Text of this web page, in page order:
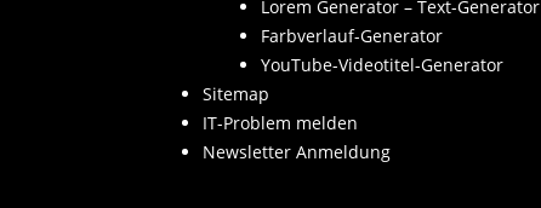
Lorem Generator – Text-Generator
Farbverlauf-Generator
YouTube-Videotitel-Generator
Sitemap
IT-Problem melden
Newsletter Anmeldung